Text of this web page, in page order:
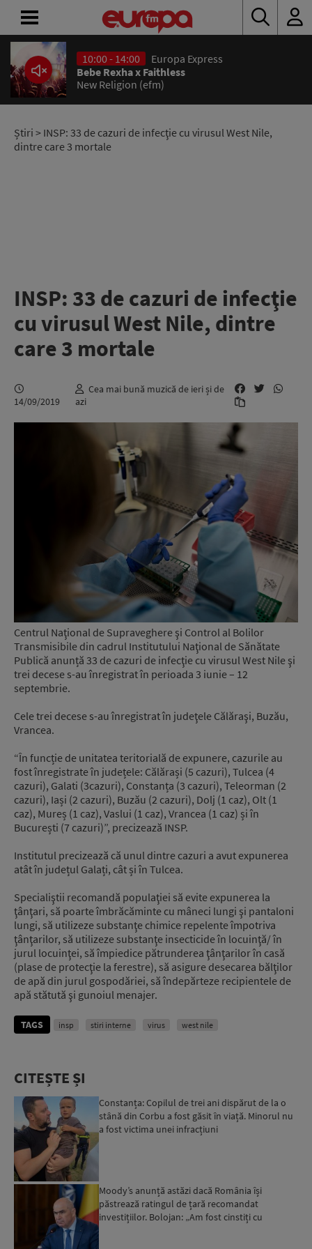
10:00 - 14:00
Europa Express
Bebe Rexha x Faithless
New Religion (efm)
Știri > INSP: 33 de cazuri de infecţie cu virusul West Nile,
dintre care 3 mortale
INSP: 33 de cazuri de infecţie
cu virusul West Nile, dintre
care 3 mortale
14/09/2019
Cea mai bună muzică de ieri și de
azi
Centrul Naţional de Supraveghere şi Control al Bolilor
Transmisibile din cadrul Institutului Naţional de Sănătate
Publică anunță 33 de cazuri de infecţie cu virusul West Nile şi
trei decese s-au înregistrat în perioada 3 iunie – 12
septembrie.
Cele trei decese s-au înregistrat în judeţele Călăraşi, Buzău,
Vrancea.
“În funcție de unitatea teritorială de expunere, cazurile au
fost înregistrate în județele: Călărași (5 cazuri), Tulcea (4
cazuri), Galati (3cazuri), Constanța (3 cazuri), Teleorman (2
cazuri), Iași (2 cazuri), Buzău (2 cazuri), Dolj (1 caz), Olt (1
caz), Mureș (1 caz), Vaslui (1 caz), Vrancea (1 caz) și în
București (7 cazuri)”, precizează INSP.
Institutul precizează că unul dintre cazuri a avut expunerea
atât în județul Galați, cât și în Tulcea.
Specialiştii recomandă populaţiei să evite expunerea la
ţânţari, să poarte îmbrăcăminte cu mâneci lungi şi pantaloni
lungi, să utilizeze substanţe chimice repelente împotriva
ţânţarilor, să utilizeze substanţe insecticide în locuinţă/ în
jurul locuinţei, să împiedice pătrunderea ţânţarilor în casă
(plase de protecţie la ferestre), să asigure desecarea bălţilor
de apă din jurul gospodăriei, să îndepărteze recipientele de
apă stătută şi gunoiul menajer.
TAGS insp stiri interne virus west nile
CITEȘTE ȘI
Constanța: Copilul de trei ani dispărut de la o
stână din Corbu a fost găsit în viață. Minorul nu
a fost victima unei infracțiuni
Moody’s anunță astăzi dacă România își
păstrează ratingul de țară recomandat
investițiilor. Bolojan: „Am fost cinstiți cu
ACASĂ
ȘTIRI
RADIO